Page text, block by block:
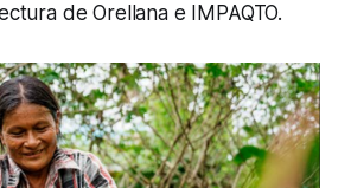
de Orellana e IMPAQTO.